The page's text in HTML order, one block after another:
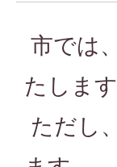
市では
たします
ただし